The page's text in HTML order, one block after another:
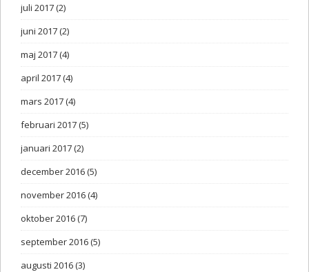
juli 2017(2)
juni 2017(2)
maj 2017(4)
april 2017(4)
mars 2017(4)
februari 2017(5)
januari 2017(2)
december 2016(5)
november 2016(4)
oktober 2016(7)
september 2016(5)
augusti 2016(3)